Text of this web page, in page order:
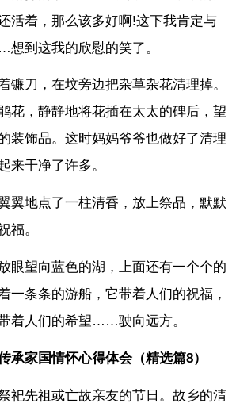
活着，那么该多好啊!这下我肯定与
到这我的欣慰的笑了。
镰刀，在坟旁边把杂草杂花清理掉。
花，静静地将花插在太太的碑后，望
装饰品。这时妈妈爷爷也做好了清理
来干净了许多。
翼地点了一柱清香，放上祭品，默默
福。
眼望向蓝色的湖，上面还有一个个的
一条条的游船，它带着人们的祝福，
着人们的希望……驶向远方。
承家国情怀心得体会（精选篇8）
祀先祖或亡故亲友的节日。故乡的清